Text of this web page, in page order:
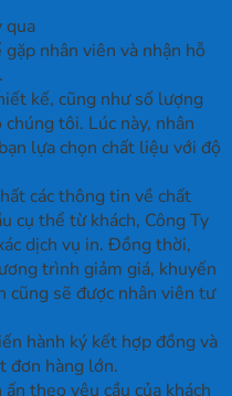
qua
gặp nhân viên và nhận hỗ
kế, cũng như số lượng
tôi. Lúc này, nhân
lựa chọn chất liệu với độ
các thông tin về chất
cụ thể từ khách, Công Ty
dịch vụ in. Đồng thời,
trình giảm giá, khuyến
cũng sẽ được nhân viên tư
hành ký kết hợp đồng và
đơn hàng lớn.
theo yêu cầu của khách